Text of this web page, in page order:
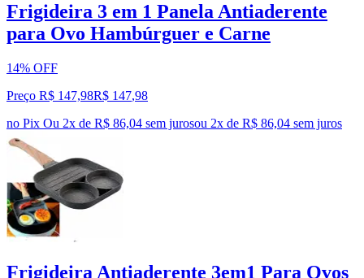
Frigideira 3 em 1 Panela Antiaderente
para Ovo Hambúrguer e Carne
14% OFF
Preço R$ 147,98R$ 147,98
no Pix Ou 2x de R$ 86,04 sem jurosou 2x de R$ 86,04 sem juros
Frigideira Antiaderente 3em1 Para Ovos